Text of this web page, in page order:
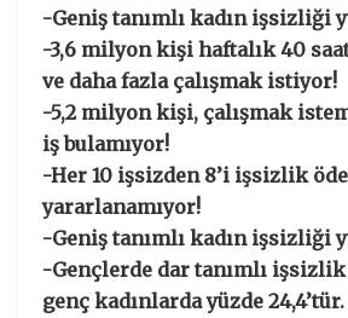
-Geniş tanımlı kadın işsizliği
-3,6 milyon kişi haftalık 40
ve daha fazla çalışmak istiyor!
-5,2 milyon kişi, çalışmak
iş bulamıyor!
-Her 10 işsizden 8’i işsizlik
yararlanamıyor!
-Geniş tanımlı kadın işsizliği
-Gençlerde dar tanımlı işsizlik
genç kadınlarda yüzde 24,4’tür.